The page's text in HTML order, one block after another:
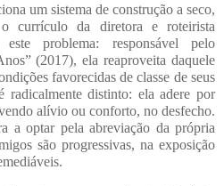
um sistema de construção a seco,
currículo da diretora e roteirista
problema: responsável pelo
(2017), ela reaproveita daquele
favorecidas de classe de seus
radicalmente distinto: ela adere por
alívio ou conforto, no desfecho.
a optar pela abreviação da própria
são progressivas, na exposição